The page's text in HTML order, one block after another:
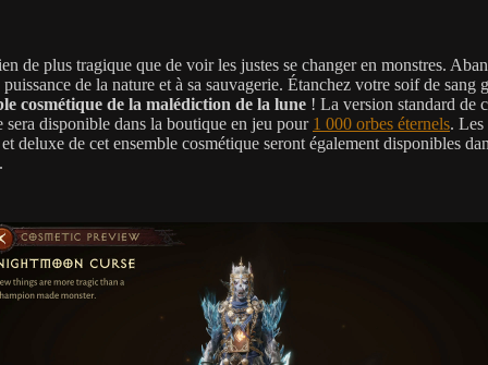
de plus tragique que de voir les justes se changer en monstres.
de la nature et à sa sauvagerie. Étanchez votre soif de sang
cosmétique de la malédiction de la lune ! La version standard de
sera disponible dans la boutique en jeu pour 1 000 orbes éternels. Les
deluxe de cet ensemble cosmétique seront également disponibles